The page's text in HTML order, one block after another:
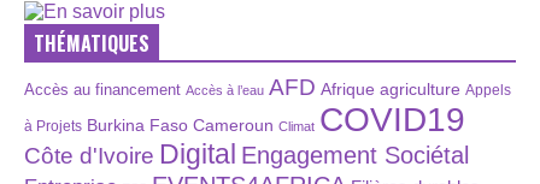
THÉMATIQUES
Accès au financement Accès à l’eau AFD Afrique agriculture Appels
à Projets Burkina Faso Cameroun Climat COVID19
Côte d'Ivoire Digital Engagement Sociétal